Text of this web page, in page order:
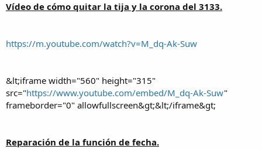
Vídeo de cómo quitar la tija y la corona del 3133.
https://m.youtube.com/watch?v=M_dq-Ak-Suw
&lt;iframe width="560" height="315"
src="https://www.youtube.com/embed/M_dq-Ak-Suw"
frameborder="0" allowfullscreen&gt;&lt;/iframe&gt;
Reparación de la función de fecha.